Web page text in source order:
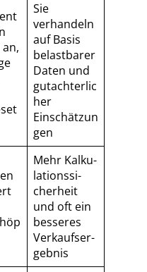
Sie
verhandeln
auf Basis
belastbarer
Daten und
gutachterlic
her
Einschätzun
gen
Mehr Kal­ku­
la­ti­ons­si­
cher­heit
und oft ein
besseres
Ver­kaufs­er­
geb­nis